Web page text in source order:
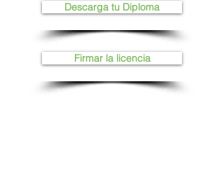
Descarga tu Diploma
Firmar la licencia